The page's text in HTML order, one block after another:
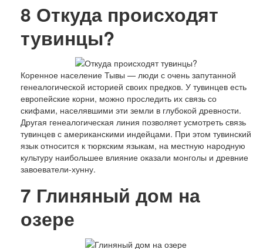
8 Откуда происходят
тувинцы?
Коренное население Тывы — люди с очень запутанной
генеалогической историей своих предков. У тувинцев есть
европейские корни, можно проследить их связь со
скифами, населявшими эти земли в глубокой древности.
Другая генеалогическая линия позволяет усмотреть связь
тувинцев с американскими индейцами. При этом тувинский
язык относится к тюркским языкам, на местную народную
культуру наибольшее влияние оказали монголы и древние
завоеватели-хунну.
7 Глиняный дом на
озере